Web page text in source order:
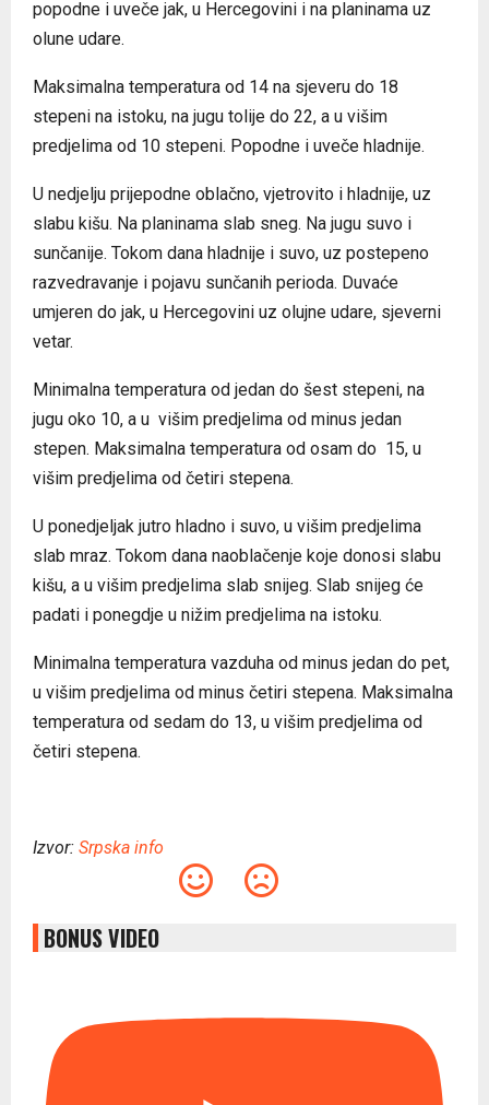
popodne i uveče jak, u Hercegovini i na planinama uz
olune udare.
Maksimalna temperatura od 14 na sjeveru do 18
stepeni na istoku, na jugu tolije do 22, a u višim
predjelima od 10 stepeni. Popodne i uveče hladnije.
U nedjelju prijepodne oblačno, vjetrovito i hladnije, uz
slabu kišu. Na planinama slab sneg. Na jugu suvo i
sunčanije. Tokom dana hladnije i suvo, uz postepeno
razvedravanje i pojavu sunčanih perioda. Duvaće
umjeren do jak, u Hercegovini uz olujne udare, sjeverni
vetar.
Minimalna temperatura od jedan do šest stepeni, na
jugu oko 10, a u višim predjelima od minus jedan
stepen. Maksimalna temperatura od osam do 15, u
višim predjelima od četiri stepena.
U ponedjeljak jutro hladno i suvo, u višim predjelima
slab mraz. Tokom dana naoblačenje koje donosi slabu
kišu, a u višim predjelima slab snijeg. Slab snijeg će
padati i ponegdje u nižim predjelima na istoku.
Minimalna temperatura vazduha od minus jedan do pet,
u višim predjelima od minus četiri stepena. Maksimalna
temperatura od sedam do 13, u višim predjelima od
četiri stepena.
Izvor: Srpska info
BONUS VIDEO